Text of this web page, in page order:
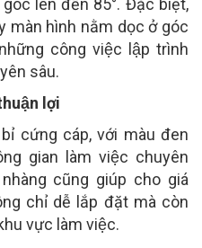
lên đến 85°. Đặc biệt,
màn hình nằm dọc ở góc
công việc lập trình
sâu.
lợi
cứng cáp, với màu đen
gian làm việc chuyên
cũng giúp cho giá
chỉ dễ lắp đặt mà còn
vực làm việc.